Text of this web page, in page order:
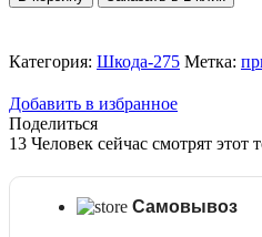
Кольцо
Категория: Шкода-275 Метка:
Добавить в избранное
Поделиться
13 Человек сейчас смотрят этот
Самовывоз